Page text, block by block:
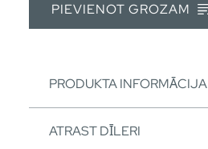
PIEVIENOT GROZAM
PRODUKTA INFORMĀCIJA
ATRAST DĪLERI